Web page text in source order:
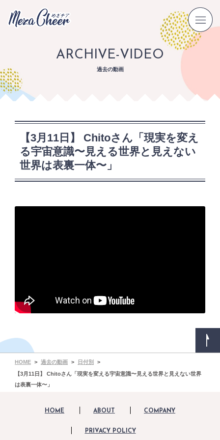
ARCHIVE-VIDEO
過去の動画
【3月11日】 Chitoさん「現実を変え
る宇宙意識〜見える世界と見えない
世界は表裏一体〜」
HOME 過去の動画
日付別
【3月11日】 Chitoさん「現実を変える宇宙意識〜見える世界と見えない世界
は表裏一体〜」
HOME ABOUT COMPANY
PRIVACY POLICY